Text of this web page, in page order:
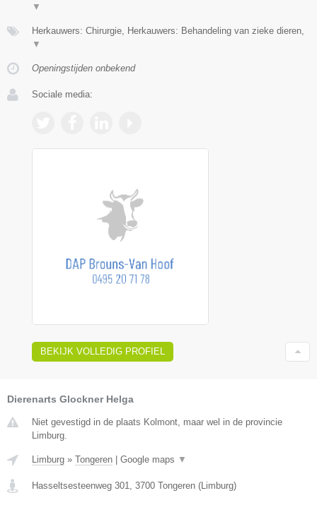
▼
Herkauwers: Chirurgie, Herkauwers: Behandeling van zieke dieren,
▼
Openingstijden onbekend
Sociale media:
BEKIJK VOLLEDIG PROFIEL
Dierenarts Glockner Helga
Niet gevestigd in de plaats Kolmont, maar wel in de provincie
Limburg.
Limburg » Tongeren Google maps ▼
Hasseltsesteenweg 301 3700 Tongeren ( Limburg)